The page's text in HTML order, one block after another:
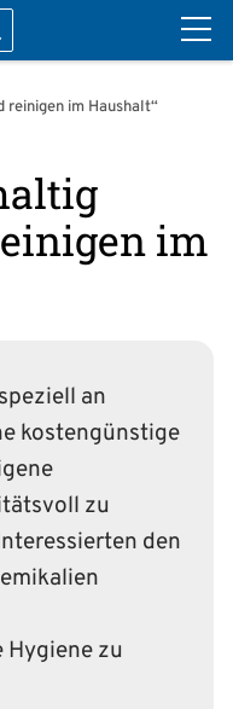
starten
reinigen im Haushalt“
im
an
kostengünstige
zu
den
Hygiene zu